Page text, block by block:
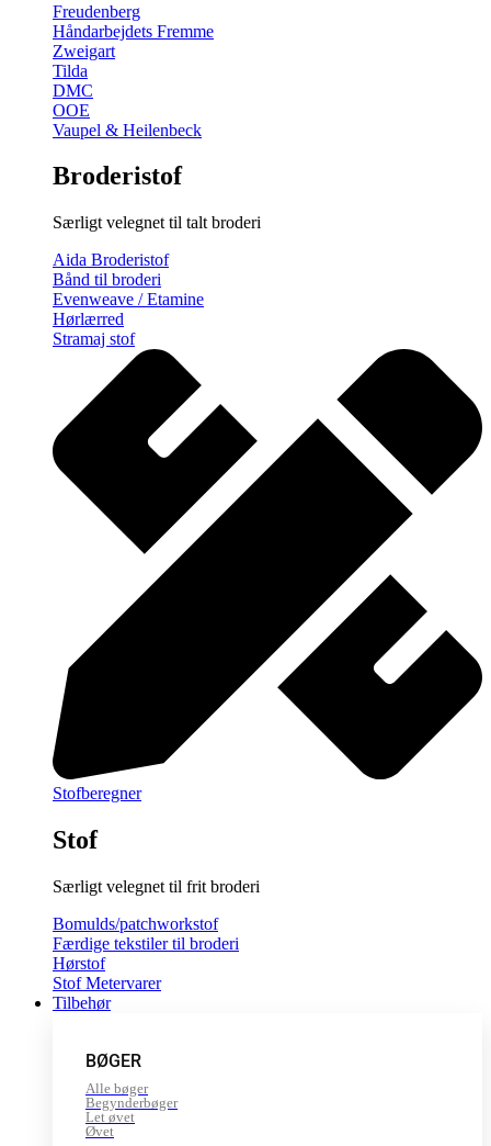
Freudenberg
Håndarbejdets Fremme
Zweigart
Tilda
DMC
OOE
Vaupel & Heilenbeck
Broderistof
Særligt velegnet til talt broderi
Aida Broderistof
Bånd til broderi
Evenweave / Etamine
Hørlærred
Stramaj stof
Stofberegner
Stof
Særligt velegnet til frit broderi
Bomulds/patchworkstof
Færdige tekstiler til broderi
Hørstof
Stof Metervarer
Tilbehør
BØGER
Alle bøger
Begynderbøger
Let øvet
Øvet